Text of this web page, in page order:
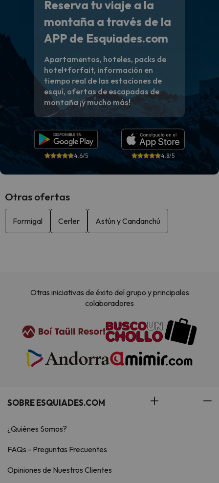
Reserva tu viaje a la
montaña a través de la
APP de Esquiades.com
Apartamentos, hoteles, packs de
hotel+forfait, información en
tiempo real de las estaciones de
esquí, ofertas de escapadas de
montaña ¡y mucho más!
4.6/5 4.8/5
Otras ofertas
Formigal Cerler Astún y Candanchú
Otras iniciativas de éxito del grupo y principales
colaboradores
SOBRE ESQUIADES.COM
¿Quiénes Somos?
FAQs - Preguntas Frecuentes
Opiniones de Nuestros Clientes